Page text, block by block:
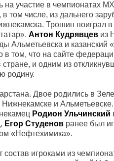
на участие в чемпионатах
том числе, из дальнего
Трошин поиграл
Антон Кудрявцев из
Альметьевска и казанский
в том, что на сайте
и одним из
родину.
Двое родились в
и Альметьевске.
Родион Ульчинский
Егор Студенов ранее был
«Нефтехимика».
игроками из